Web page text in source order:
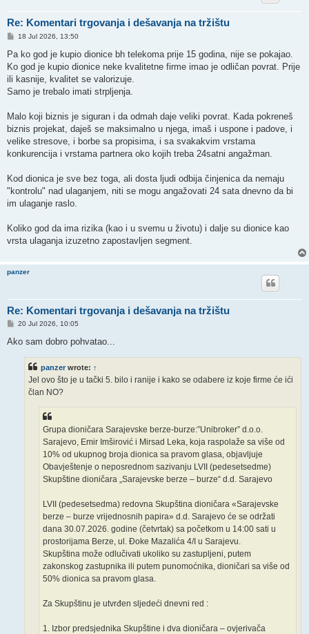
Re: Komentari trgovanja i dešavanja na tržištu
P
s
18 Jul 2026, 13:50
Pa ko god je kupio dionice bh telekoma prije 15 godina, nije se pokajao.
Ko god je kupio dionice neke kvalitetne firme imao je odličan povrat. Prije
ili kasnije, kvalitet se valorizuje.
Samo je trebalo imati strpljenja.
Malo koji biznis je siguran i da odmah daje veliki povrat. Kada pokreneš
biznis projekat, daješ se maksimalno u njega, imaš i uspone i padove, i
velike stresove, i borbe sa propisima, i sa svakakvim vrstama
konkurencija i vrstama partnera oko kojih treba 24satni angažman.
Kod dionica je sve bez toga, ali dosta ljudi odbija činjenica da nemaju
"kontrolu" nad ulaganjem, niti se mogu angažovati 24 sata dnevno da bi
im ulaganje raslo.
Koliko god da ima rizika (kao i u svemu u životu) i dalje su dionice kao
vrsta ulaganja izuzetno zapostavljen segment.
panzer
Re: Komentari trgovanja i dešavanja na tržištu
P
s
20 Jul 2026, 10:05
Ako sam dobro pohvatao...
panzer wrote: ↑
Jel ovo što je u tački 5. bilo i ranije i kako se odabere iz koje firme će ići
član NO?
Grupa dioničara Sarajevske berze-burze:”Unibroker” d.o.o.
Sarajevo, Emir Imširović i Mirsad Leka, koja raspolaže sa više od
10% od ukupnog broja dionica sa pravom glasa, objavljuje
Obavještenje o neposrednom sazivanju LVII (pedesetsedme)
Skupštine dioničara „Sarajevske berze – burze“ d.d. Sarajevo
LVII (pedesetsedma) redovna Skupština dioničara «Sarajevske
berze – burze vrijednosnih papira» d.d. Sarajevo će se održati
dana 30.07.2026. godine (četvrtak) sa početkom u 14:00 sati u
prostorijama Berze, ul. Đoke Mazalića 4/I u Sarajevu.
Skupština može odlučivati ukoliko su zastupljeni, putem
zakonskog zastupnika ili putem punomoćnika, dioničari sa više od
50% dionica sa pravom glasa.
Za Skupštinu je utvrđen sljedeći dnevni red :
1. Izbor predsjednika Skupštine i dva dioničara – ovjerivača